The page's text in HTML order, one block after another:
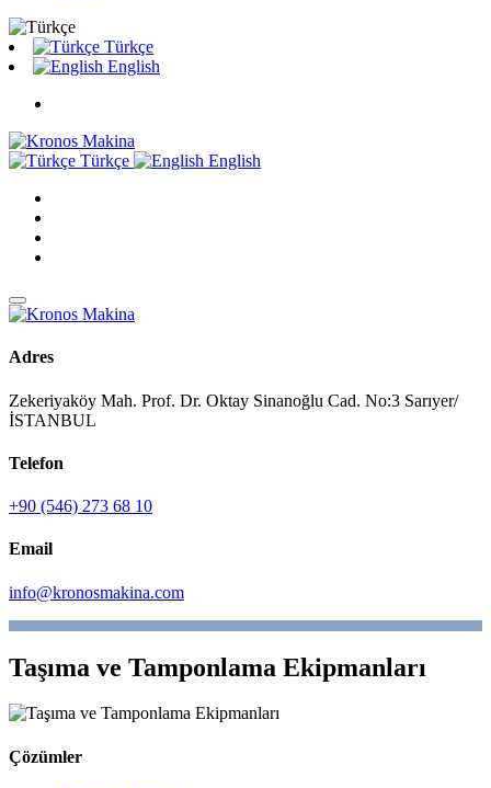
Türkçe
English
Türkçe English
Adres
Zekeriyaköy Mah. Prof. Dr. Oktay Sinanoğlu Cad. No:3 Sarıyer/
İSTANBUL
Telefon
+90 (546) 273 68 10
Email
info@kronosmakina.com
Taşıma ve Tamponlama Ekipmanları
Çözümler